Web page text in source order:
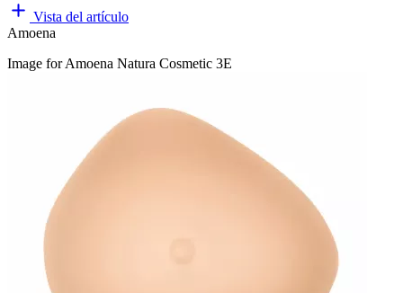
Vista del artículo
Amoena
Image for Amoena Natura Cosmetic 3E